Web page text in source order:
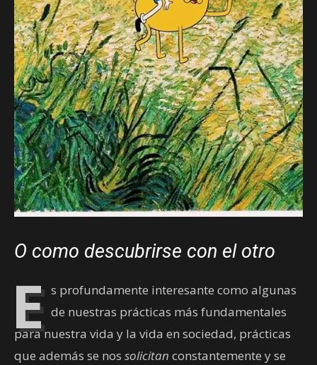
O como descubrirse con el otro
E s profundamente interesante como algunas
de nuestras prácticas más fundamentales
para nuestra vida y la vida en sociedad, prácticas
que además se nos solicitan constantemente y se